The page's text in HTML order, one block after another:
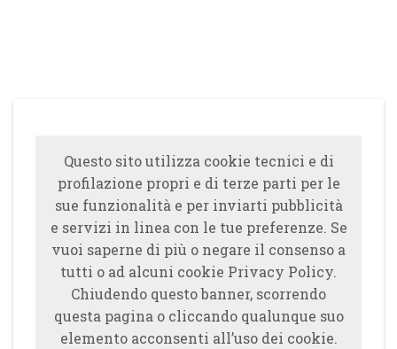
Questo sito utilizza cookie tecnici e di
profilazione propri e di terze parti per le
sue funzionalità e per inviarti pubblicità
e servizi in linea con le tue preferenze. Se
vuoi saperne di più o negare il consenso a
tutti o ad alcuni cookie Privacy Policy.
Chiudendo questo banner, scorrendo
questa pagina o cliccando qualunque suo
elemento acconsenti all’uso dei cookie.